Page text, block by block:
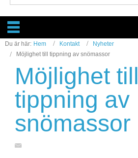
Du är här: Hem Kontakt
Nyheter
Möjlighet till tippning av snömassor
Möjlighet till
tippning av
snömassor